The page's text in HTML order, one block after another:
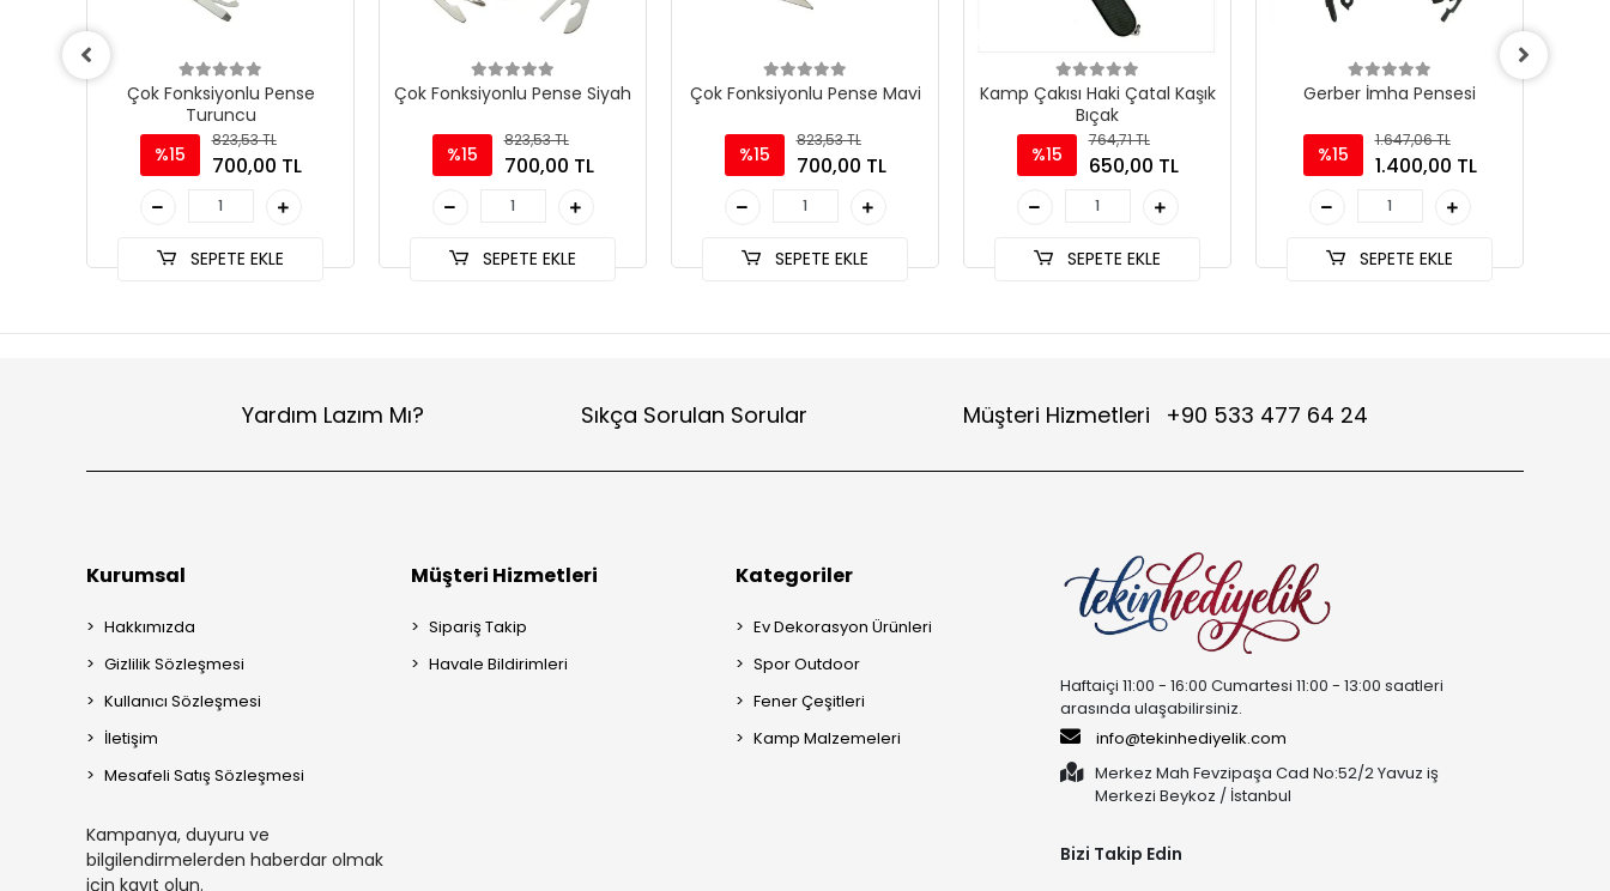
Çok Fonksiyonlu Pense
Turuncu
%15
823,53 TL
700,00 TL
SEPETE EKLE
Çok Fonksiyonlu Pense Siyah
%15
823,53 TL
700,00 TL
SEPETE EKLE
Çok Fonksiyonlu Pense Mavi
%15
823,53 TL
700,00 TL
SEPETE EKLE
Kamp Çakısı Haki Çatal Kaşık
Bıçak
%15
764,71 TL
650,00 TL
SEPETE EKLE
Gerber İmha Pensesi
%15
1.647,06 TL
1.400,00 TL
SEPETE EKLE
Yardım Lazım Mı? Sıkça Sorulan Sorular Müşteri Hizmetleri +90 533 477 64 24
Kurumsal
Hakkımızda
Gizlilik Sözleşmesi
Kullanıcı Sözleşmesi
İletişim
Mesafeli Satış Sözleşmesi
Kampanya, duyuru ve
bilgilendirmelerden haberdar olmak
için kayıt olun.
Müşteri Hizmetleri
Sipariş Takip
Havale Bildirimleri
Kategoriler
Ev Dekorasyon Ürünleri
Spor Outdoor
Fener Çeşitleri
Kamp Malzemeleri
Haftaiçi 11:00 - 16:00 Cumartesi 11:00 - 13:00 saatleri
arasında ulaşabilirsiniz.
info@tekinhediyelik.com
Merkez Mah Fevzipaşa Cad No:52/2 Yavuz iş
Merkezi Beykoz / İstanbul
Bizi Takip Edin